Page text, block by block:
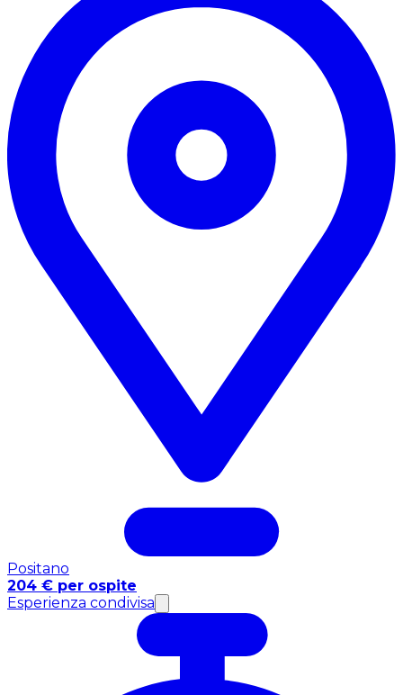
Positano
204 € per ospite
Esperienza condivisa